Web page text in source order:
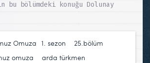
bu bölümdeki konuğu Dolunay
Omuza 1. sezon 25.bölüm
omuza
arda türkmen